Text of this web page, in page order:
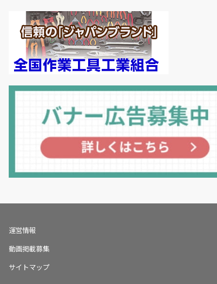
運営情報
動画掲載募集
サイトマップ